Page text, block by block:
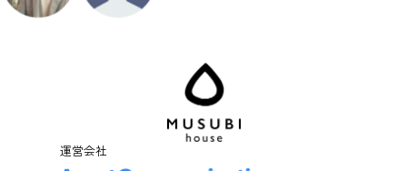
運営会社